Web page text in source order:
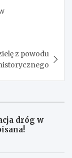
z powodu
dróg w